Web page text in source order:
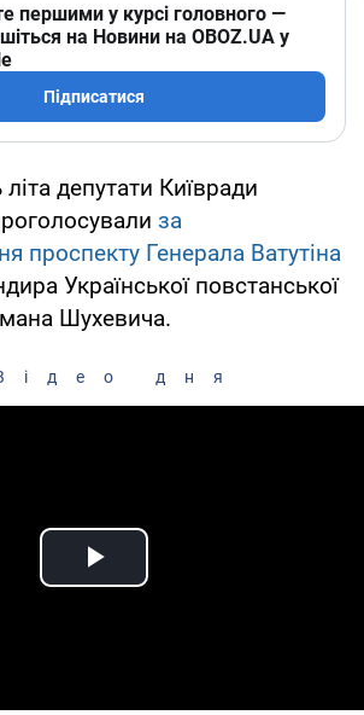
першими у курсі головного —
на Новини на OBOZ.UA у
Підписатися
депутати Київради
за
проспекту Генерала Ватутіна
Української повстанської
Шухевича.
дня
Play Video